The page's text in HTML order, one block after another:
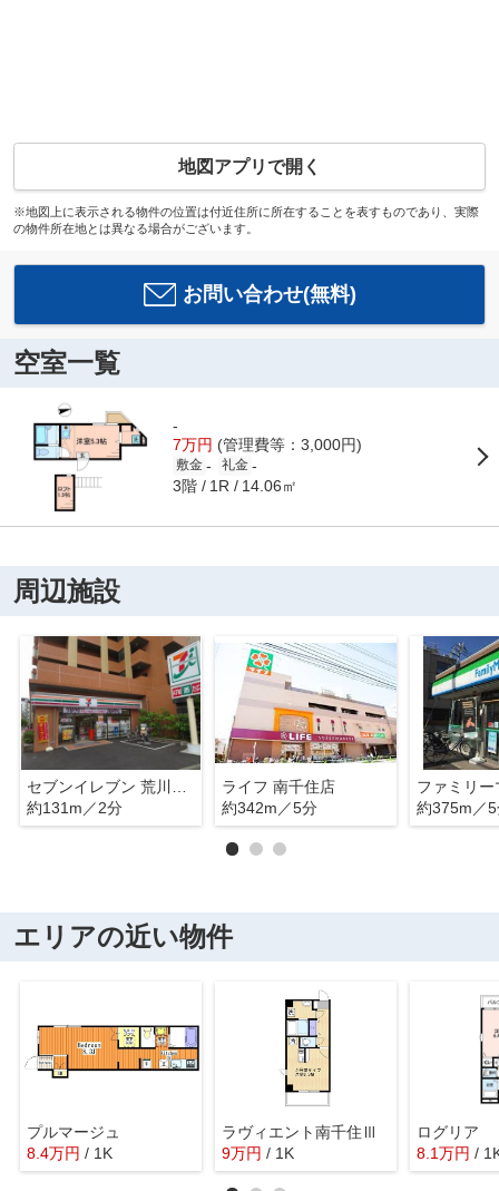
地図アプリで開く
※地図上に表示される物件の位置は付近住所に所在することを表すものであり、実際
の物件所在地とは異なる場合がございます。
お問い合わせ(無料)
空室一覧
-
7万円 (管理費等：3,000円)
敷金 - 礼金 -
3階 1R 14.06㎡
周辺施設
約131m／2分
ライフ 南千住店
約342m／5分
約375m／
エリアの近い物件
プルマージュ
8.4万円 / 1K
ラヴィエント南千住Ⅲ
9万円 / 1K
ログリア
8.1万円 /